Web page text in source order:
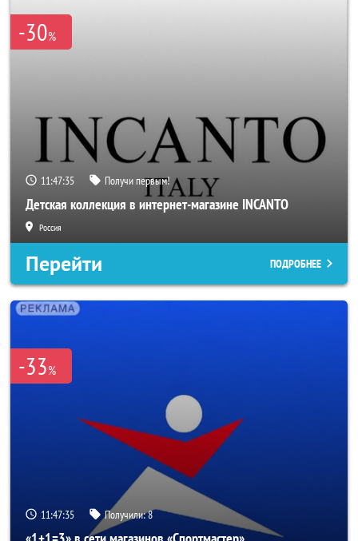
-30%
11:47:33 Получи первым!
Детская коллекция в интернет-магазине INCANTO
Россия
Перейти ПОДРОБНЕЕ
-33%
11:47:33 Получили:8